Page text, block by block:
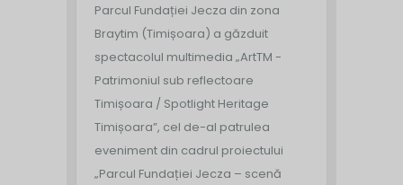
Parcul Fundației Jecza din zona
Braytim (Timișoara) a găzduit
spectacolul multimedia „ArtTM -
Patrimoniul sub reflectoare
Timișoara / Spotlight Heritage
Timișoara”, cel de-al patrulea
eveniment din cadrul proiectului
„Parcul Fundației Jecza – scenă